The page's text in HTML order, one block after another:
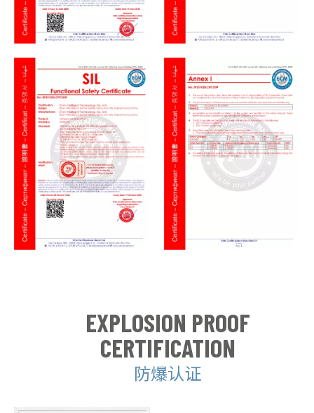
EXPLOSION PROOF
CERTIFICATION
防爆认证